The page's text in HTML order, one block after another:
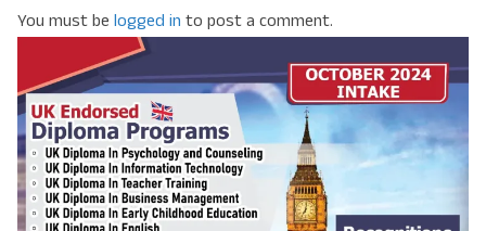
You must be logged in to post a comment.